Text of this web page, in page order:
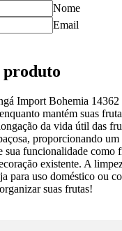
Nome
Email
produto
Import Bohemia
mantém suas
da vida útil das
proporcionando
sua funcionalidade como
existente. A
para uso doméstico ou
suas frutas!